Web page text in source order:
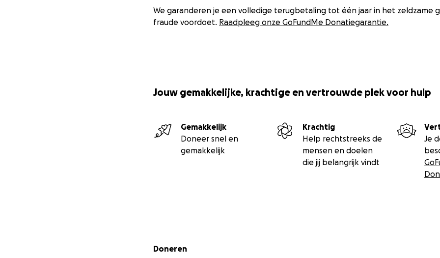
We garanderen je een volledige terugbetaling tot één jaar in het zeldzame
fraude voordoet. Raadpleeg onze GoFundMe Donatiegarantie.
Jouw gemakkelijke, krachtige en vertrouwde plek voor hulp
Gemakkelijk
Doneer snel en
gemakkelijk
Krachtig
Help rechtstreeks de
mensen en doelen
die jij belangrijk vindt
Je
Secundair menu
Doneren